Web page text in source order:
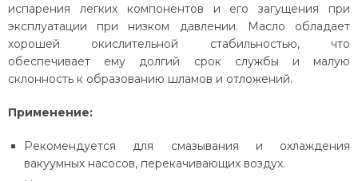
испарения легких компонентов и его загущения при
эксплуатации при низком давлении. Масло обладает
хорошей окислительной стабильностью, что
обеспечивает ему долгий срок службы и малую
склонность к образованию шламов и отложений.
Применение:
Рекомендуется для смазывания и охлаждения
вакуумных насосов, перекачивающих воздух.